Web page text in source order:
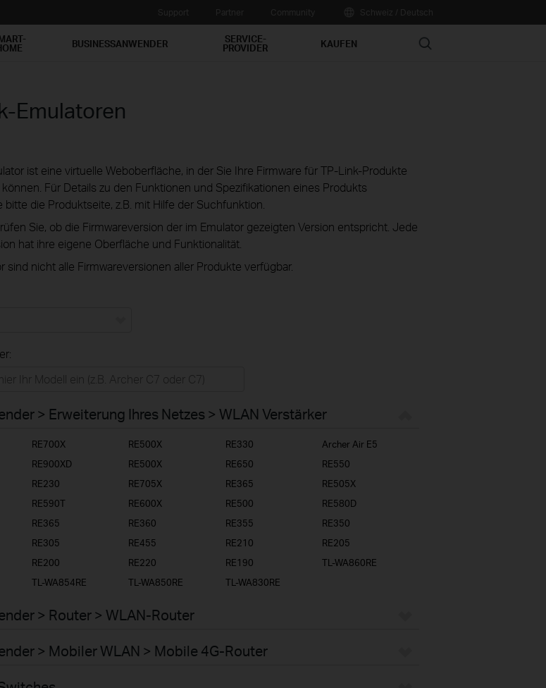
BUSINESSANWENDER SERVICE-
PROVIDER KAUFEN Search
Emulatoren
ist eine virtuelle Weboberfläche, in der Sie Ihre Firmware für TP-Link-Produkte
Für Details zu den Funktionen und Spezifikationen eines Produkts
bitte die Produktseite, z.B. mit Hilfe der Suchfunktion.
Sie, ob die Firmwareversion der im Emulator gezeigten Version entspricht. Jede
hat ihre eigene Oberfläche und Funktionalität.
sind nicht alle Firmwareversionen aller Produkte verfügbar.
> Erweiterung Ihres Netzes > WLAN Verstärker
RE700X RE500X RE330
Archer Air E5
RE900XD RE500X RE650
RE550
RE230 RE705X RE365
RE505X
RE590T RE600X RE500
RE580D
RE365 RE360 RE355
RE350
RE305 RE455 RE210
RE205
RE200 RE220 RE190
TL-WA860RE
TL-WA854RE TL-WA850RE TL-WA830RE
> Router > WLAN-Router
> Mobiler WLAN > Mobile 4G-Router